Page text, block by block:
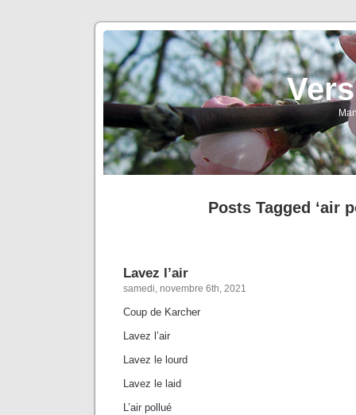
Posts Tagged ‘air
Lavez l’air
samedi, novembre 6th, 2021
Coup de Karcher
Lavez l’air
Lavez le lourd
Lavez le laid
L’air pollué